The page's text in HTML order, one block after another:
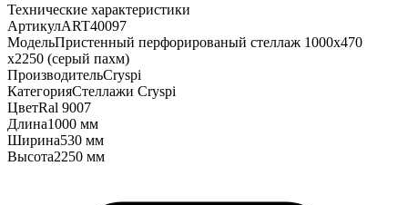
Технические характеристики
АртикулART40097
МодельПристенный перфорированый стеллаж 1000х470
х2250 (серый пахм)
ПроизводительCryspi
КатегорияСтеллажи Cryspi
ЦветRal 9007
Длина1000 мм
Ширина530 мм
Высота2250 мм